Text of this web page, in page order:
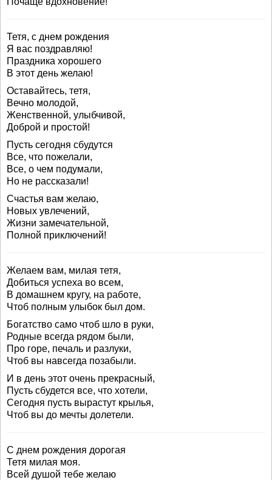
Тетя, с днем рождения
Я вас поздравляю!
Праздника хорошего
В этот день желаю!
Оставайтесь, тетя,
Вечно молодой,
Женственной, улыбчивой,
Доброй и простой!
Пусть сегодня сбудутся
Все, что пожелали,
Все, о чем подумали,
Но не рассказали!
Счастья вам желаю,
Новых увлечений,
Жизни замечательной,
Полной приключений!
Желаем вам, милая тетя,
Добиться успеха во всем,
В домашнем кругу, на работе,
Чтоб полным улыбок был дом.
Богатство само чтоб шло в руки,
Родные всегда рядом были,
Про горе, печаль и разлуки,
Чтоб вы навсегда позабыли.
И в день этот очень прекрасный,
Пусть сбудется все, что хотели,
Сегодня пусть вырастут крылья,
Чтоб вы до мечты долетели.
С днем рождения дорогая
Тетя милая моя.
Всей душой тебе желаю